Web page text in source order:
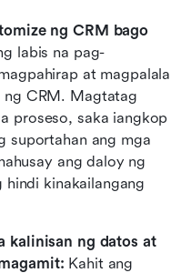
ng CRM bago
labis na pag-
at magpalala
CRM. Magtatag
proseso, saka iangkop
suportahan ang mga
ang daloy ng
kinakailangang
kalinisan ng datos at
Kahit ang